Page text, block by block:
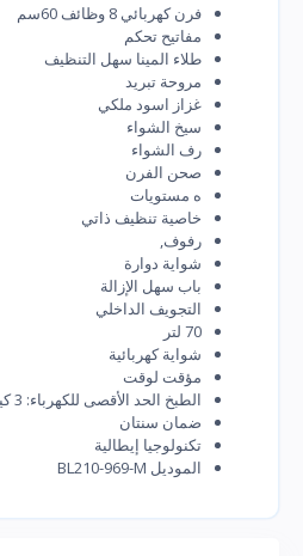
فرن كهربائي 8 وظائف 60سم
مفاتيح تحكم
طلاء المينا سهل التنظيف
مروحة تبريد
غزاز اسود ملكي
سيخ الشواء
رف الشواء
صحن الفرن
ه مستويات
خاصية تنظيف ذاتي
رفوف,
شواية دوارة
باب سهل الإزالة
التجويف الداخلي
70 لتر
شواية كهربائية
مؤقت لوقت
الطبخ الحد الأقصى للكهرباء: 3 كيلو وات
ضمان سنتان
تكنولوجيا إيطالية
الموديل BL210-969-M